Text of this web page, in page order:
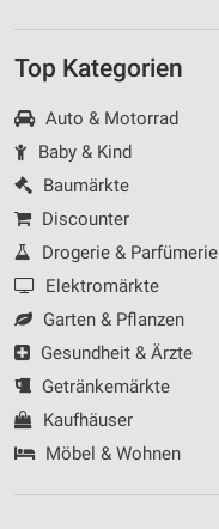
Top Kategorien
Auto & Motorrad
Baby & Kind
Baumärkte
Discounter
Drogerie & Parfümerie
Elektromärkte
Garten & Pflanzen
Gesundheit & Ärzte
Getränkemärkte
Kaufhäuser
Möbel & Wohnen